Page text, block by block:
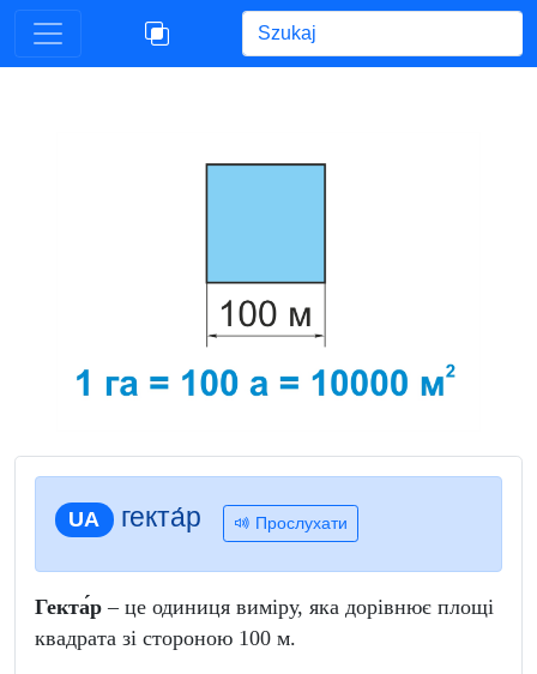
Begin typing for results.
UA гекта́р Прослухати
Гекта́р – це одиниця виміру, яка дорівнює площі
квадрата зі стороною 100 м.